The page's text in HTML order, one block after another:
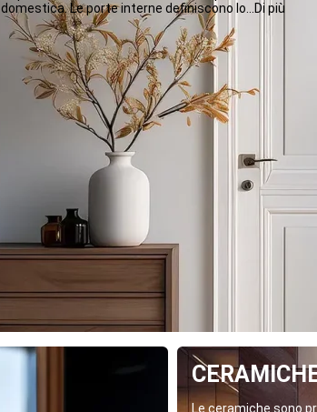
domestica. Le porte interne definiscono lo...Di più
Le ceramiche sono